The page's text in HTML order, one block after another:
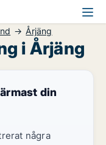
Årjäng
i Årjäng
din
några